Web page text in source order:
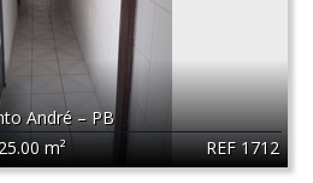
REF 1712
André – PB
m²